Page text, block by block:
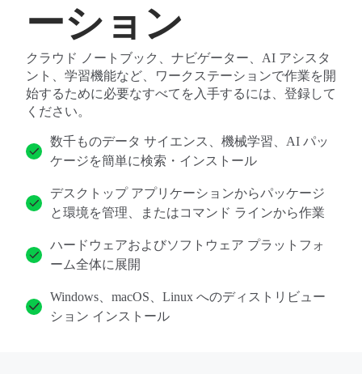
ーション
クラウド ノートブック、ナビゲーター、AI アシスタ
ント、学習機能など、ワークステーションで作業を開
始するために必要なすべてを入手するには、登録して
ください。
数千ものデータ サイエンス、機械学習、AI パッ
ケージを簡単に検索・インストール
デスクトップ アプリケーションからパッケージ
と環境を管理、またはコマンド ラインから作業
ハードウェアおよびソフトウェア プラットフォ
ーム全体に展開
Windows、macOS、Linux へのディストリビュー
ション インストール